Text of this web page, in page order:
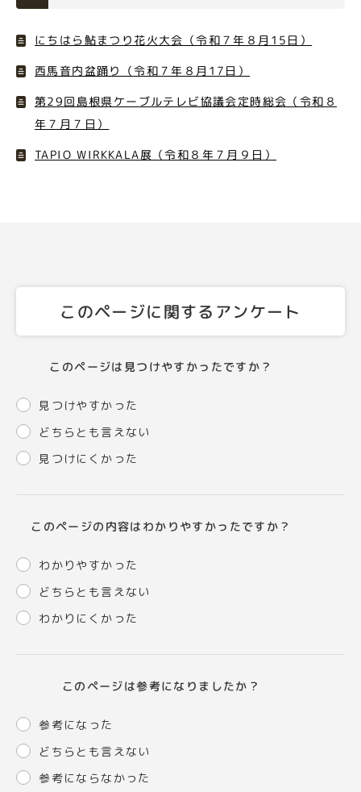
にちはら鮎まつり花火大会（令和７年８月15日）
西馬音内盆踊り（令和７年８月17日）
第29回島根県ケーブルテレビ協議会定時総会（令和８
年７月７日）
TAPIO WIRKKALA展（令和８年７月９日）
このページに関するアンケート
このページは見つけやすかったですか？
見つけやすかった
どちらとも言えない
見つけにくかった
このページの内容はわかりやすかったですか？
わかりやすかった
どちらとも言えない
わかりにくかった
このページは参考になりましたか？
参考になった
どちらとも言えない
参考にならなかった